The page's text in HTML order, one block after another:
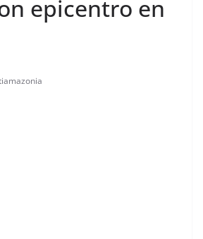
epicentro en